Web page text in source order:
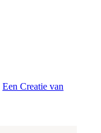
Een Creatie van